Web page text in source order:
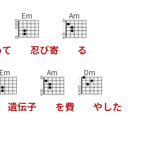
て
Em
忍び寄
Am
る
Em
遺伝子
Am
を費
Dm
やした